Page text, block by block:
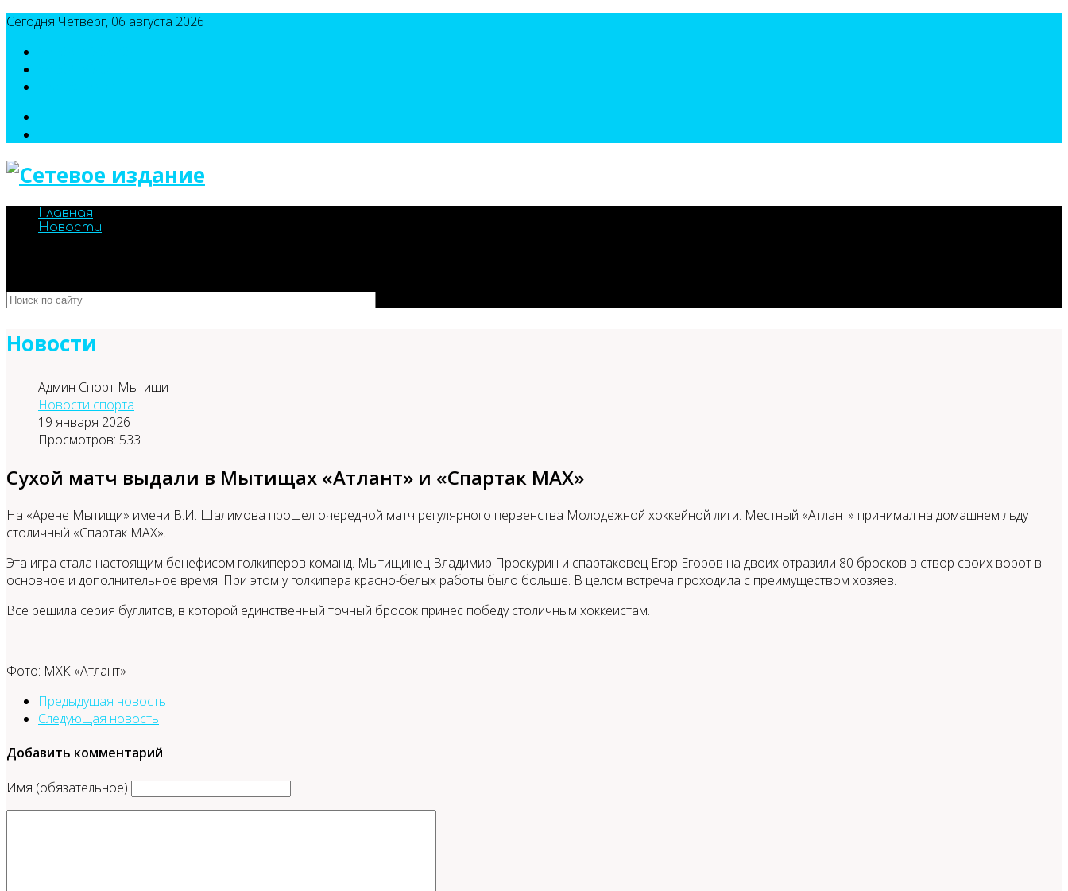
Сегодня Четверг, 06 августа 2026
Главная
Новости
Новости
Админ Спорт Мытищи
Новости спорта
19 января 2026
Просмотров: 533
Сухой матч выдали в Мытищах «Атлант» и «Спартак МАХ»
На «Арене Мытищи» имени В.И. Шалимова прошел очередной матч регулярного первенства Молодежной хоккейной лиги. Местный «Атлант» принимал на домашнем льду
столичный «Спартак МАХ».
Эта игра стала настоящим бенефисом голкиперов команд. Мытищинец Владимир Проскурин и спартаковец Егор Егоров на двоих отразили 80 бросков в створ своих ворот в
основное и дополнительное время. При этом у голкипера красно-белых работы было больше. В целом встреча проходила с преимуществом хозяев.
Все решила серия буллитов, в которой единственный точный бросок принес победу столичным хоккеистам.
Фото: МХК «Атлант»
Предыдущая новость
Следующая новость
Добавить комментарий
Имя (обязательное)